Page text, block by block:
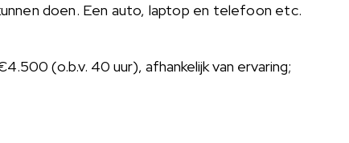
doen. Een auto, laptop en telefoon etc.
(o.b.v. 40 uur), afhankelijk van ervaring;